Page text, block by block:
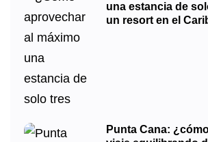
una estancia de
un resort en el
Punta Cana: